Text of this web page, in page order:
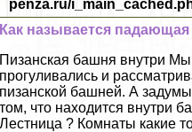
penza.ru/
Как называется
Пизанская башня внутри
прогуливались и
пизанской башней. А
том, что находится внутри
Лестница ? Комнаты какие